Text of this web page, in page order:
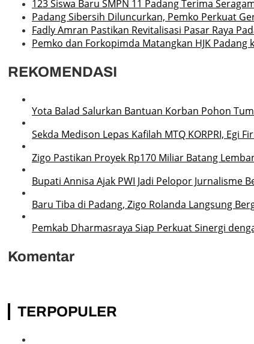
123 Siswa Baru SMPN 11 Padang Terima
Padang Sibersih Diluncurkan, Pemko Perkuat
Fadly Amran Pastikan Revitalisasi Pasar Raya
Pemko dan Forkopimda Matangkan HJK
REKOMENDASI
Yota Balad Salurkan Bantuan Korban Pohon
Sekda Medison Lepas Kafilah MTQ KORPRI, Egi
Zigo Pastikan Proyek Rp170 Miliar Batang
Bupati Annisa Ajak PWI Jadi Pelopor Jurnalisme
Baru Tiba di Padang, Zigo Rolanda Langsung
Pemkab Dharmasraya Siap Perkuat Sinergi
Komentar
TERPOPULER